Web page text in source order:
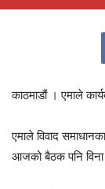
काठमाडौं । एमाले
एमाले विवाद
आजको बैठक पनि विना